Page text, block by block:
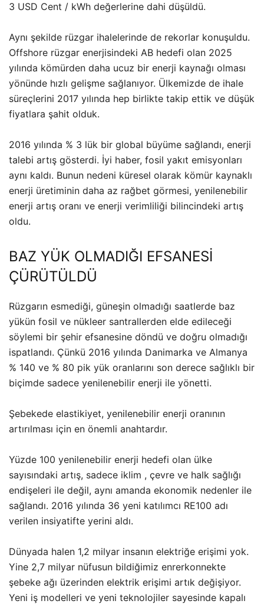
3 USD Cent / kWh değerlerine dahi düşüldü.
Aynı şekilde rüzgar ihalelerinde de rekorlar konuşuldu.
Offshore rüzgar enerjisindeki AB hedefi olan 2025
yılında kömürden daha ucuz bir enerji kaynağı olması
yönünde hızlı gelişme sağlanıyor. Ülkemizde de ihale
süreçlerini 2017 yılında hep birlikte takip ettik ve düşük
fiyatlara şahit olduk.
2016 yılında % 3 lük bir global büyüme sağlandı, enerji
talebi artış gösterdi. İyi haber, fosil yakıt emisyonları
aynı kaldı. Bunun nedeni küresel olarak kömür kaynaklı
enerji üretiminin daha az rağbet görmesi, yenilenebilir
enerji artış oranı ve enerji verimliliği bilincindeki artış
oldu.
BAZ YÜK OLMADIĞI EFSANESİ
ÇÜRÜTÜLDÜ
Rüzgarın esmediği, güneşin olmadığı saatlerde baz
yükün fosil ve nükleer santrallerden elde edileceği
söylemi bir şehir efsanesine döndü ve doğru olmadığı
ispatlandı. Çünkü 2016 yılında Danimarka ve Almanya
% 140 ve % 80 pik yük oranlarını son derece sağlıklı bir
biçimde sadece yenilenebilir enerji ile yönetti.
Şebekede elastikiyet, yenilenebilir enerji oranının
artırılması için en önemli anahtardır.
Yüzde 100 yenilenebilir enerji hedefi olan ülke
sayısındaki artış, sadece iklim , çevre ve halk sağlığı
endişeleri ile değil, aynı amanda ekonomik nedenler ile
sağlandı. 2016 yılında 36 yeni katılımcı RE100 adı
verilen insiyatifte yerini aldı.
Dünyada halen 1,2 milyar insanın elektriğe erişimi yok.
Yine 2,7 milyar nüfusun bildiğimiz enrerkonnekte
şebeke ağı üzerinden elektrik erişimi artık değişiyor.
Yeni iş modelleri ve yeni teknolojiler sayesinde kapalı